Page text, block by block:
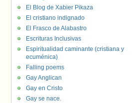
El Blog de Xabier Pikaza
El cristiano indignado
El Frasco de Alabastro
Escrituras Inclusivas
Espiritualidad caminante (cristiana y
ecuménica)
Falling poems
Gay Anglican
Gay en Cristo
Gay se nace.